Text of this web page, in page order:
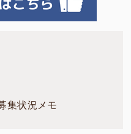
集状況メモ